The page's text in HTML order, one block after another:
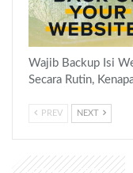
Wajib Backup Isi
Secara Rutin,
PREV NEXT